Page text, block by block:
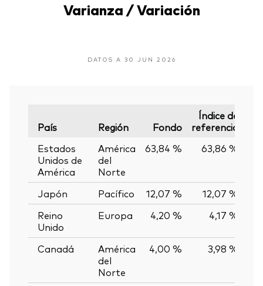
Varianza / Variación
DATOS A 30 JUN 2026
País Región Fondo
Índice de
referencia
Estados
Unidos de
América
América
del
Norte
63,84 % 63,86 %
Japón Pacífico 12,07 % 12,07 %
Reino
Unido
Europa 4,20 % 4,17 %
Canadá
América
del
Norte
4,00 % 3,98 %